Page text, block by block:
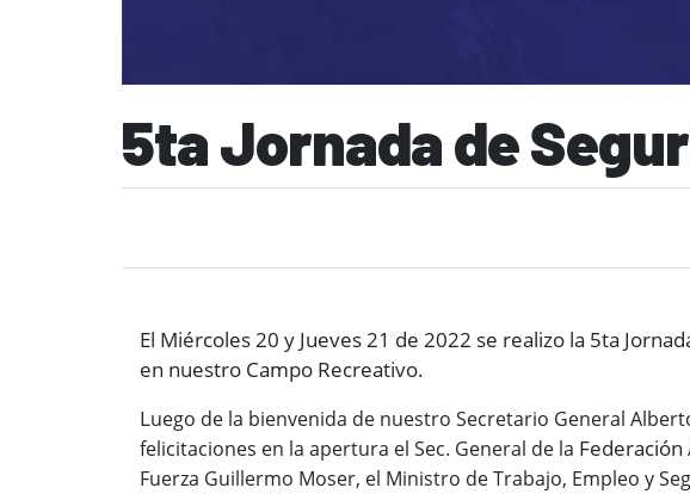
5ta Jornada de
El Miércoles 20 y Jueves 21 de 2022 se realizo la 5ta
en nuestro Campo Recreativo.
Luego de la bienvenida de nuestro Secretario General
felicitaciones en la apertura el Sec. General de la Federación
Fuerza Guillermo Moser, el Ministro de Trabajo, Empleo y